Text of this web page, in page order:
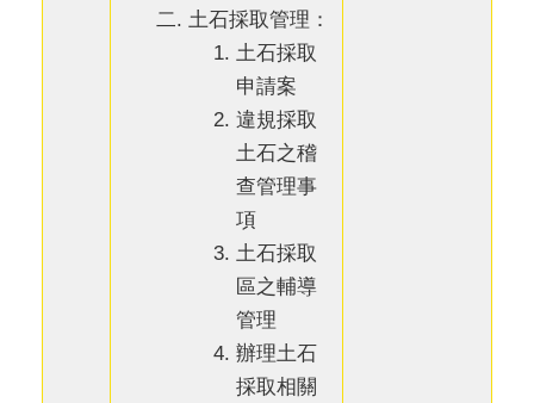
土石採取管理：
土石採取
申請案
違規採取
土石之稽
查管理事
項
土石採取
區之輔導
管理
辦理土石
採取相關